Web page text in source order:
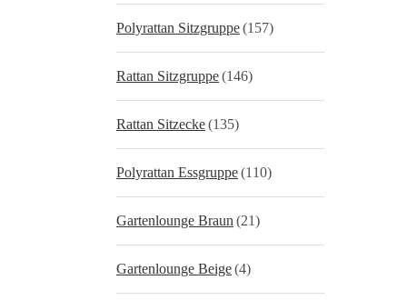
Polyrattan Sitzgruppe(157)
Rattan Sitzgruppe(146)
Rattan Sitzecke(135)
Polyrattan Essgruppe(110)
Gartenlounge Braun (21)
Gartenlounge Beige(4)